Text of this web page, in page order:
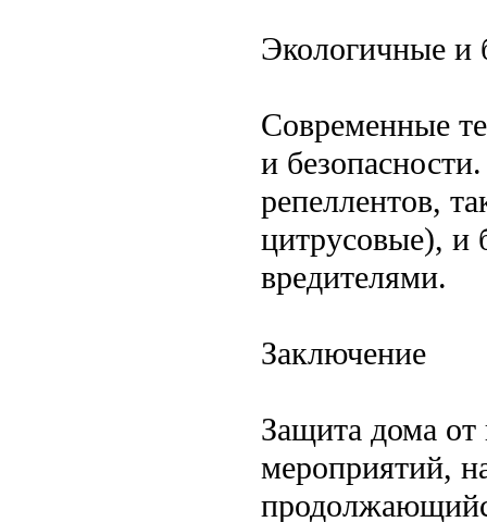
Экологичные и
Современные
и
репеллентов,
цитрусовые), и
вредителями.
Заключение
Защита дома
мероприятий,